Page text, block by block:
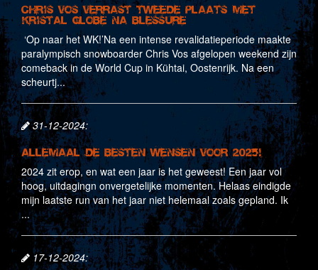
Chris Vos verrast tweede plaats met
Kristal Globe na blessure
‘Op naar het WK!’Na een intense revalidatieperiode maakte
paralympisch snowboarder Chris Vos afgelopen weekend zijn
comeback in de World Cup in Kühtai, Oostenrijk. Na een
scheurtj...
31-12-2024:
Allemaal de besten wensen voor 2025!
2024 zit erop, en wat een jaar is het geweest! Een jaar vol
hoog, uitdagingn onvergetelijke momenten. Helaas eindigde
mijn laatste run van het jaar niet helemaal zoals gepland. Ik
...
17-12-2024: